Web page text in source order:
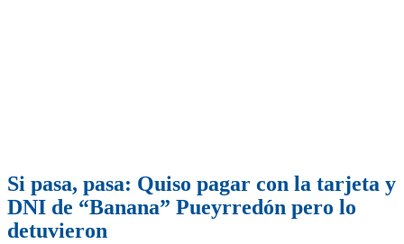
Si pasa, pasa: Quiso pagar con la tarjeta y
DNI de “Banana” Pueyrredón pero lo
detuvieron